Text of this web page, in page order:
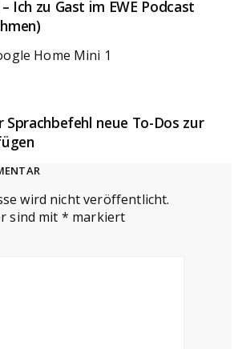
– Ich zu Gast im EWE Podcast
Sprachbefehl neue To-Dos zur
wird nicht veröffentlicht.
sind mit * markiert